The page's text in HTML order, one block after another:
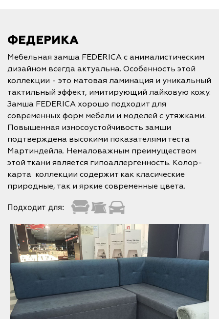
ФЕДЕРИКА
Мебельная замша FEDERICA с анималистическим
дизайном всегда актуальна. Особенность этой
коллекции - это матовая ламинация и уникальный
тактильный эффект, имитирующий лайковую кожу.
Замша FEDERICA хорошо подходит для
современных форм мебели и моделей с утяжками.
Повышенная износоустойчивость замши
подтверждена высокими показателями теста
Мартиндейла. Немаловажным преимуществом
этой ткани является гипоаллергенность. Колор-
карта коллекции содержит как класические
природные, так и яркие современные цвета.
Подходит для: